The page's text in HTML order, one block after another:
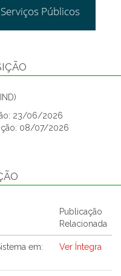
Públicos
23/06/2026
08/07/2026
Publicação
Relacionada
em:
Ver Íntegra